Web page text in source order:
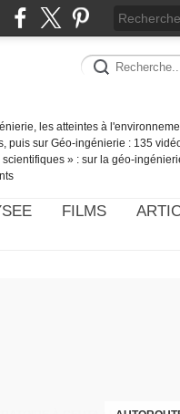
les atteintes à
puis sur Géo-ingénierie : 135
» : sur la géo-
FILMS